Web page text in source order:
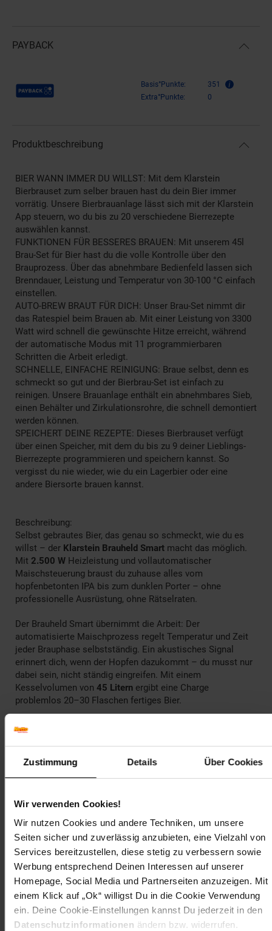
Zustimmung Details Über Cookies
Wir verwenden Cookies!
Wir nutzen Cookies und andere Techniken, um unsere
Seiten sicher und zuverlässig anzubieten, eine Vielzahl von
Services bereitzustellen, diese stetig zu verbessern sowie
Werbung entsprechend Deinen Interessen auf unserer
Homepage, Social Media und Partnerseiten anzuzeigen. Mit
einem Klick auf „Ok“ willigst Du in die Cookie Verwendung
ein. Deine Cookie-Einstellungen kannst Du jederzeit in den
Datenschutzinformationen ändern bzw. widerrufen.
PAYBACK
Payback Punkte Basis°Punkte:
351
Extra°Punkte:
0
Produktbeschreibung
BIER WANN IMMER DU WILLST: Mit dem Klarstein
Bierbrauset zum selber brauen hast du dein Bier immer
vorrätig. Unsere Bierbrauanlage lässt sich mit der Klarstein
App steuern, wo du bis zu 20 verschiedene Bierrezepte
auswählen kannst.
FUNKTIONEN FÜR BESSERES BRAUEN: Mit unserem 45l
Brau-Set für Bier hast du die volle Kontrolle über den
Brauprozess. Über das abnehmbare Bedienfeld lassen sich
Brenndauer, Leistung und Temperatur von 30-100 °C einfach
einstellen.
AUTO-BREW BRAUT FÜR DICH: Unser Brau-Set nimmt dir
das Ratespiel beim Brauen ab. Mit einer Leistung von 3300
Watt wird schnell die gewünschte Hitze erreicht, während
der automatische Modus mit 11 programmierbaren
Schritten die Arbeit erledigt.
SCHNELLE, EINFACHE REINIGUNG: Braue selbst, denn es
schmeckt so gut und der Bierbrau-Set ist einfach zu
reinigen. Unsere Brauanlage enthält ein abnehmbares Sieb,
einen Behälter und Zirkulationsrohre, die schnell demontiert
werden können.
SPEICHERT DEINE REZEPTE: Dieses Bierbrauset verfügt
über einen Speicher, mit dem du bis zu 9 deiner Lieblings-
Bierrezepte programmieren und speichern kannst. So
vergisst du nie wieder, wie du ein Lagerbier oder eine
andere Biersorte brauen kannst.
Beschreibung:
Selbst gebrautes Bier, das genau so schmeckt, wie du es
willst – der Klarstein Brauheld Smart macht das möglich.
Mit 2.500 W Heizleistung und vollautomatischer
Maischsteuerung braust du zuhause alles vom
hopfenbetonten IPA bis zum dunklen Porter – ohne
professionelle Ausrüstung, ohne Rätselraten.
Der Brauheld Smart übernimmt die Arbeit: Der
automatisierte Maischprozess regelt Temperatur und Zeit
jeder Brauphase selbstständig. Ein akustisches Signal
erinnert dich, wenn der Hopfen dazukommt – du musst nur
dabei sein, nicht ständig eingreifen. Mit einem
Kesselvolumen von 45 Litern ergibt eine Charge
problemlos 20–30 Flaschen fertiges Bier.
Der herausnehmbare Getreidebehälter erleichtert das
ohne manuelles Abseihen. Der Ablasshahn mit feinem
Siebfilter leitet die fertige Würze direkt in den Kochtopf –
Brauvorgang per Smartphone oder Tablet. 20 fertige
Rezepte liefern die Inspiration, 9 Speicherplätze sichern
deine eigenen Kreationen. Wer einmal selbst gebraut hat,
will es nicht mehr missen – und der Brauheld Smart ist der
ideale Einstieg.
Hol dir den Klarstein Brauheld Smart und brau dein erstes
eigenes Bier.